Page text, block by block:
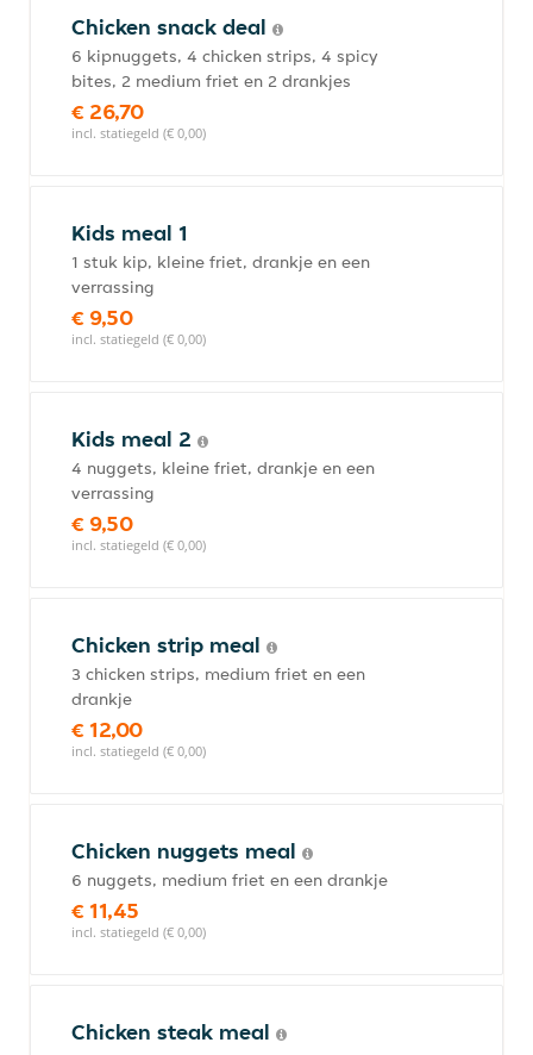
Chicken snack deal
6 kipnuggets, 4 chicken strips, 4 spicy
bites, 2 medium friet en 2 drankjes
€ 26,70
incl. statiegeld (€ 0,00)
Kids meal 1
1 stuk kip, kleine friet, drankje en een
verrassing
€ 9,50
incl. statiegeld (€ 0,00)
Kids meal 2
4 nuggets, kleine friet, drankje en een
verrassing
€ 9,50
incl. statiegeld (€ 0,00)
Chicken strip meal
3 chicken strips, medium friet en een
drankje
€ 12,00
incl. statiegeld (€ 0,00)
Chicken nuggets meal
6 nuggets, medium friet en een drankje
€ 11,45
incl. statiegeld (€ 0,00)
Chicken steak meal